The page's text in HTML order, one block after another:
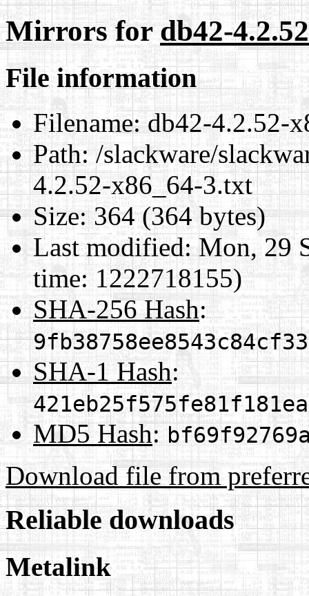
Mirrors fordb42-
File information
Filename:db42-4.2.52-
Path:/slackware/
4.2.52-x86_64-3.txt
Size:364 (364 bytes)
Last modified:Mon, 29
time: 1222718155)
SHA-256 Hash:
SHA-1 Hash:
MD5 Hash:
Download file from
Reliable downloads
Metalink